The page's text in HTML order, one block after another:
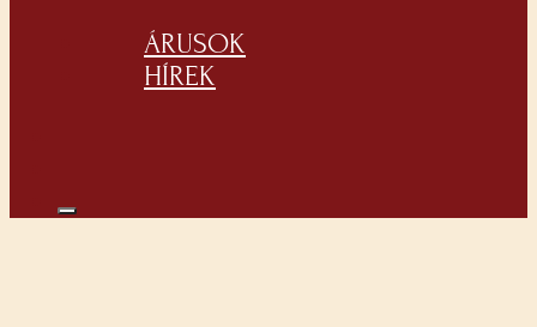
ÁRUSOK
HÍREK